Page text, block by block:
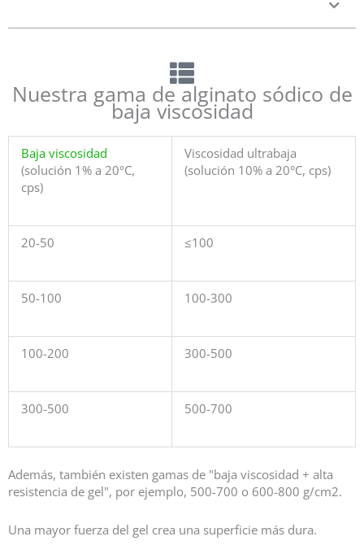
Nuestra gama de alginato sódico de
baja viscosidad
Baja viscosidad
(solución 1% a 20°C,
cps)
Viscosidad ultrabaja
(solución 10% a 20°C, cps)
20-50 ≤100
50-100 100-300
100-200 300-500
300-500 500-700
Además, también existen gamas de "baja viscosidad + alta
resistencia de gel", por ejemplo, 500-700 o 600-800 g/cm2.
Una mayor fuerza del gel crea una superficie más dura.